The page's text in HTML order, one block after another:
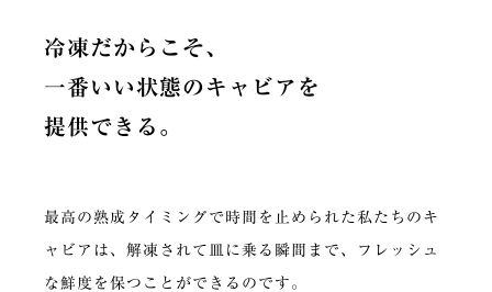
冷凍だからこそ、
一番いい状態のキャビアを
提供できる。
最高の熟成タイミングで時間を止められた私たちのキ
ャビアは、解凍されて皿に乗る瞬間まで、フレッシュ
な鮮度を保つことができるのです。